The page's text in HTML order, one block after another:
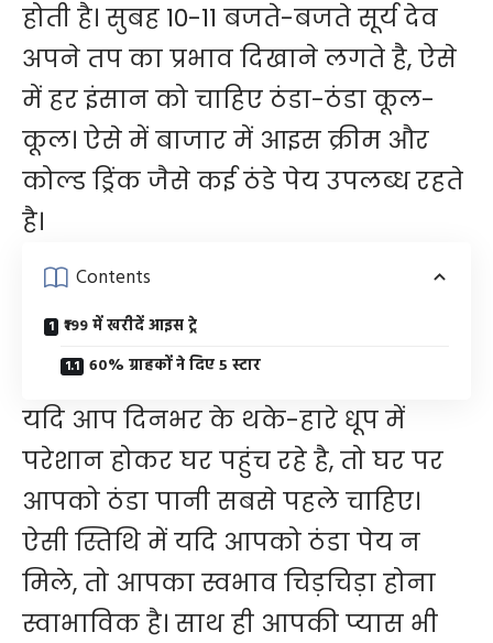
होती है। सुबह 10-11 बजते-बजते सूर्य देव
अपने तप का प्रभाव दिखाने लगते है, ऐसे
में हर इंसान को चाहिए ठंडा-ठंडा कूल-
कूल। ऐसे में बाजार में आइस क्रीम और
कोल्ड ड्रिंक जैसे कई ठंडे पेय उपलब्ध रहते
है।
Contents
₹199 में खरीदें आइस ट्रे
60% ग्राहकों ने दिए 5 स्टार
यदि आप दिनभर के थके-हारे धूप में
परेशान होकर घर पहुंच रहे है, तो घर पर
आपको ठंडा पानी सबसे पहले चाहिए।
ऐसी स्तिथि में यदि आपको ठंडा पेय न
मिले, तो आपका स्वभाव चिड़चिड़ा होना
स्वाभाविक है। साथ ही आपकी प्यास भी